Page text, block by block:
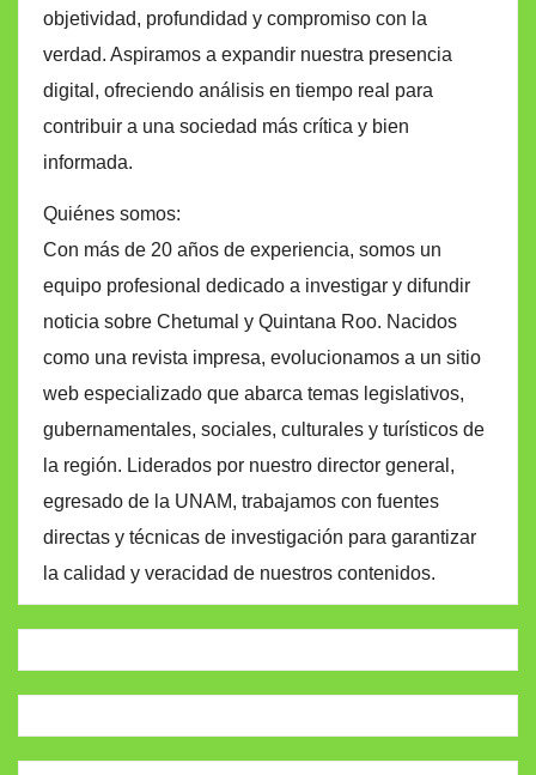
objetividad, profundidad y compromiso con la
verdad. Aspiramos a expandir nuestra presencia
digital, ofreciendo análisis en tiempo real para
contribuir a una sociedad más crítica y bien
informada.
Quiénes somos:
Con más de 20 años de experiencia, somos un
equipo profesional dedicado a investigar y difundir
noticia sobre Chetumal y Quintana Roo. Nacidos
como una revista impresa, evolucionamos a un sitio
web especializado que abarca temas legislativos,
gubernamentales, sociales, culturales y turísticos de
la región. Liderados por nuestro director general,
egresado de la UNAM, trabajamos con fuentes
directas y técnicas de investigación para garantizar
la calidad y veracidad de nuestros contenidos.